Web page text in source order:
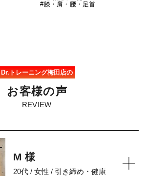
#膝・肩・腰・足首
Dr.トレーニング梅田店の
お客様の声
REVIEW
M 様
20代 / 女性 / 引き締め・健康